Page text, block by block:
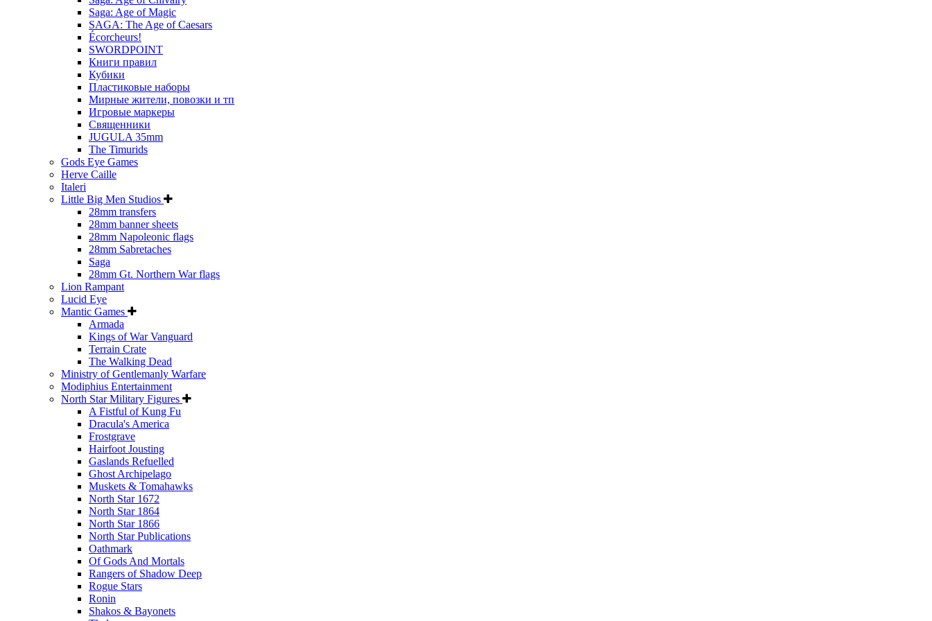
Saga: Age of Magic
SAGA: The Age of Caesars
Écorcheurs!
SWORDPOINT
Книги правил
Кубики
Пластиковые наборы
Мирные жители, повозки и тп
Игровые маркеры
Священники
JUGULA 35mm
The Timurids
Gods Eye Games
Herve Caille
Italeri
Little Big Men Studios
28mm transfers
28mm banner sheets
28mm Napoleonic flags
28mm Sabretaches
Saga
28mm Gt. Northern War flags
Lion Rampant
Lucid Eye
Mantic Games
Armada
Kings of War Vanguard
Terrain Crate
The Walking Dead
Ministry of Gentlemanly Warfare
Modiphius Entertainment
North Star Military Figures
A Fistful of Kung Fu
Dracula's America
Frostgrave
Hairfoot Jousting
Gaslands Refuelled
Ghost Archipelago
Muskets & Tomahawks
North Star 1672
North Star 1864
North Star 1866
North Star Publications
Oathmark
Of Gods And Mortals
Rangers of Shadow Deep
Rogue Stars
Ronin
Shakos & Bayonets